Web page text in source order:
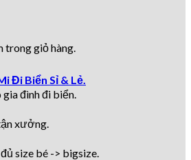
trong giỏ hàng.
Đi Biển Sỉ & Lẻ.
gia đình đi biển.
xưởng.
size bé -> bigsize.